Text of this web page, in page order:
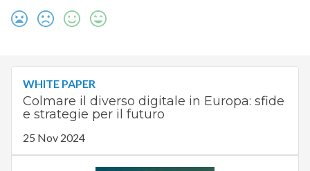
WHITE PAPER
Colmare il diverso digitale in Europa: sfide
e strategie per il futuro
25 Nov 2024